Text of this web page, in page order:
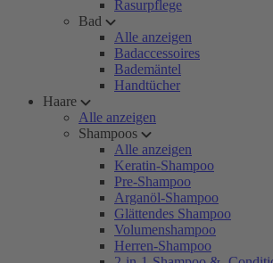
Rasurpflege
Bad
Alle anzeigen
Badaccessoires
Bademäntel
Handtücher
Haare
Alle anzeigen
Shampoos
Alle anzeigen
Keratin-Shampoo
Pre-Shampoo
Arganöl-Shampoo
Glättendes Shampoo
Volumenshampoo
Herren-Shampoo